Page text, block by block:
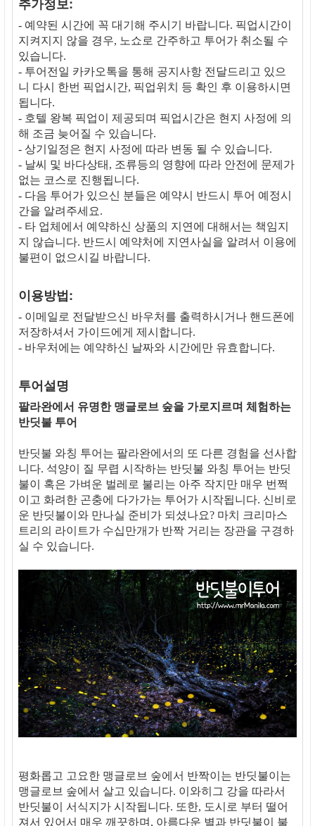
- 예약된 시간에 꼭 대기해 주시기 바랍니다. 픽업시간이
지켜지지 않을 경우, 노쇼로 간주하고 투어가 취소될 수
있습니다.
- 투어전일 카카오톡을 통해 공지사항 전달드리고 있으
니 다시 한번 픽업시간, 픽업위치 등 확인 후 이용하시면
됩니다.
- 호텔 왕복 픽업이 제공되며 픽업시간은 현지 사정에 의
해 조금 늦어질 수 있습니다.
- 상기일정은 현지 사정에 따라 변동 될 수 있습니다.
- 날씨 및 바다상태, 조류등의 영향에 따라 안전에 문제가
없는 코스로 진행됩니다.
- 다음 투어가 있으신 분들은 예약시 반드시 투어 예정시
간을 알려주세요.
- 타 업체에서 예약하신 상품의 지연에 대해서는 책임지
지 않습니다. 반드시 예약처에 지연사실을 알려서 이용에
불편이 없으시길 바랍니다.
이용방법:
- 이메일로 전달받으신 바우처를 출력하시거나 핸드폰에
저장하셔서 가이드에게 제시합니다.
- 바우처에는 예약하신 날짜와 시간에만 유효합니다.
투어설명
팔라완에서 유명한 맹글로브 숲을 가로지르며 체험하는
반딧불 투어
반딧불 와칭 투어는 팔라완에서의 또 다른 경험을 선사합
니다. 석양이 질 무렵 시작하는 반딧불 와칭 투어는 반딧
불이 혹은 가벼운 벌레로 불리는 아주 작지만 매우 번쩍
이고 화려한 곤충에 다가가는 투어가 시작됩니다. 신비로
운 반딧불이와 만나실 준비가 되셨나요? 마치 크리마스
트리의 라이트가 수십만개가 반짝 거리는 장관을 구경하
실 수 있습니다.
평화롭고 고요한 맹글로브 숲에서 반짝이는 반딧불이는
맹글로브 숲에서 살고 있습니다. 이와히그 강을 따라서
반딧불이 서식지가 시작됩니다. 또한, 도시로 부터 떨어
져서 있어서 매우 깨끗하며, 아름다운 별과 반딧불이 불